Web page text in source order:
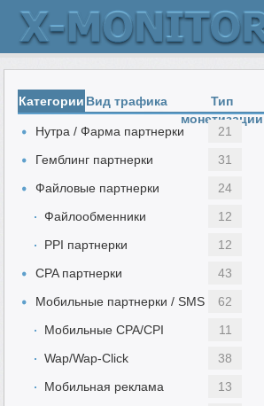
Категории Вид трафика
Тип
монетизации
Нутра / Фарма партнерки
21
Гемблинг партнерки
31
Файловые партнерки
24
Файлообменники
12
PPI партнерки
12
CPA партнерки
43
Мобильные партнерки / SMS
62
Мобильные CPA/CPI
11
Wap/Wap-Click
38
Мобильная реклама
13